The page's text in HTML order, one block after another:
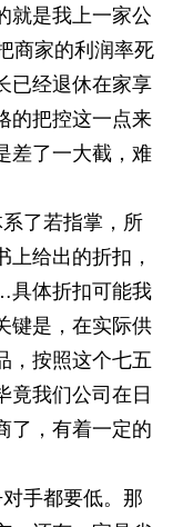
就是我上一家公
商家的利润率死
已经退休在家享
的把控这一点来
差了一大截，难
了若指掌，所
上给出的折扣，
体折扣可能我
键是，在实际供
，按照这个七五
竟我们公司在日
了，有着一定的
手都要低。那